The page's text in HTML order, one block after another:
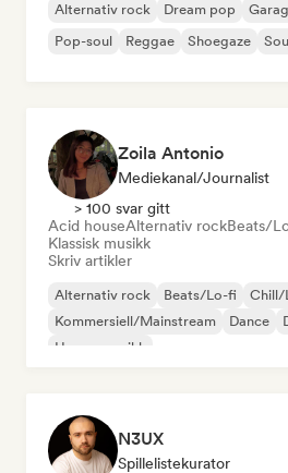
Alternativ rock Dream pop
Pop-soul
Reggae Shoegaze
Zoila Antonio
Mediekanal/journalist
> 100 svar gitt
Acid houseAlternativ rockBeats/
Klassisk musikk
Skriv artikler
Alternativ rock Beats/Lo-fi
Chill/
Kommersiell/Mainstream
Dance
House-musikk
N3UX
Spillelistekurator